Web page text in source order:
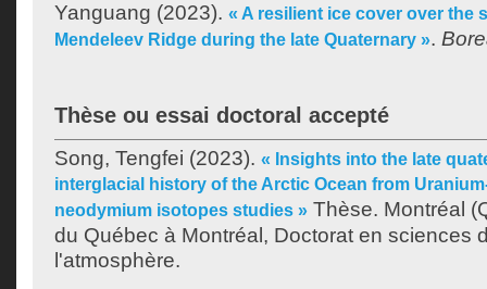
Yanguang (2023). « A resilient ice cover over the
Mendeleev Ridge during the late Quaternary ».
Thèse ou essai doctoral accepté
Song, Tengfei (2023). « Insights into the late
interglacial history of the Arctic Ocean from
neodymium isotopes studies » Thèse. Montréal
du Québec à Montréal, Doctorat en sciences
l'atmosphère.